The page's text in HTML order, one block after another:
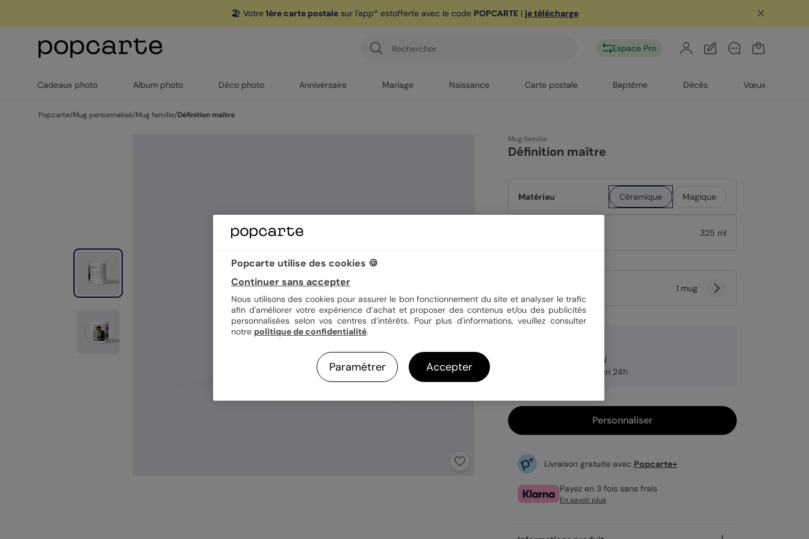
🏖️ Votre1ère carte postalesur l'app* estofferte avec le code POPCARTE| je télécharge
Espace Pro
Cadeaux photo Album photo Déco photo Anniversaire Mariage Naissance Carte postale Baptême Décès Vœux
Popcarte/Mug personnalisé/Mug famille/Définition maître
Mug famille
Définition maître
Matériau Céramique Magique
325 ml
1 mug
Capacité de 325 ml
Expédition rapide en 24h
Personnaliser
Livraison gratuite avec Popcarte+
Payez en 3 fois sans frais
En savoir plus
Popcarte utilise des cookies 🍪
Continuer sans accepter
Nous utilisons des cookies pour assurer le bon fonctionnement du site et analyser le trafic
afin d'améliorer votre expérience d’achat et proposer des contenus et/ou des publicités
personnalisées selon vos centres d’intérêts. Pour plus d'informations, veuillez consulter
notre politique de confidentialité.
Paramétrer Accepter